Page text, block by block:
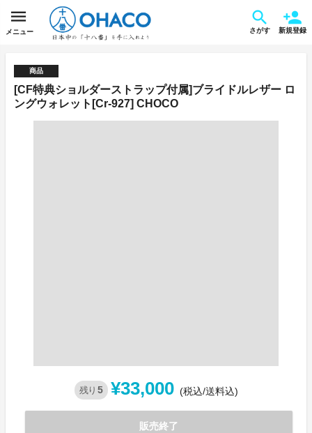
メニュー さがす 新規登録
商品
[CF特典ショルダーストラップ付属]ブライドルレザー ロ
ングウォレット[Cr-927] CHOCO
残り 5 ¥33,000 (税込/送料込)
販売終了